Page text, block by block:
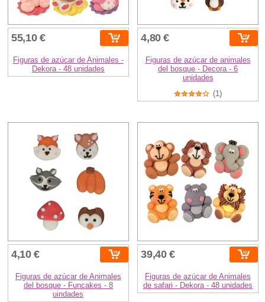
55,10 €
Figuras de azúcar de Animales -
Dekora - 48 unidades
4,80 €
Figuras de azúcar de animales
del bosque - Decora - 6
unidades
(1)
4,10 €
Figuras de azúcar de Animales
del bosque - Funcakes - 8
uindades
39,40 €
Figuras de azúcar de Animales
de safari - Dekora - 48 unidades